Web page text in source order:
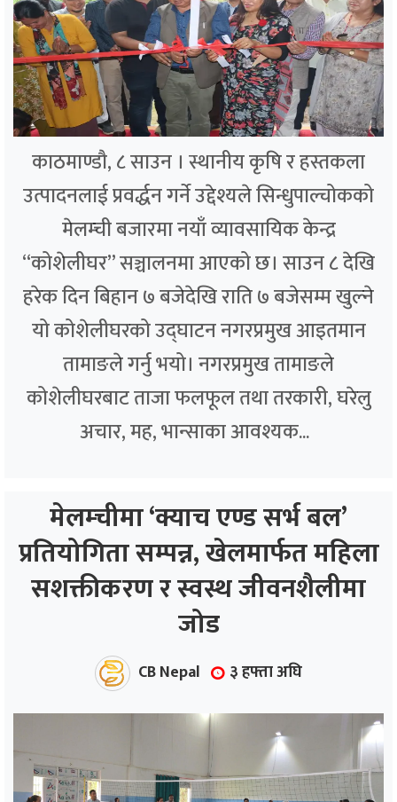
काठमाण्डौ, ८ साउन । स्थानीय कृषि र हस्तकला
उत्पादनलाई प्रवर्द्धन गर्ने उद्देश्यले सिन्धुपाल्चोकको
मेलम्ची बजारमा नयाँ व्यावसायिक केन्द्र
“कोशेलीघर” सञ्चालनमा आएको छ। साउन ८ देखि
हरेक दिन बिहान ७ बजेदेखि राति ७ बजेसम्म खुल्ने
यो कोशेलीघरको उद्घाटन नगरप्रमुख आइतमान
तामाङले गर्नु भयो। नगरप्रमुख तामाङले
कोशेलीघरबाट ताजा फलफूल तथा तरकारी, घरेलु
अचार, मह, भान्साका आवश्यक...
मेलम्चीमा ‘क्याच एण्ड सर्भ बल’
प्रतियोगिता सम्पन्न, खेलमार्फत महिला
सशक्तीकरण र स्वस्थ जीवनशैलीमा
जोड
CB Nepal ३ हफ्ता अघि